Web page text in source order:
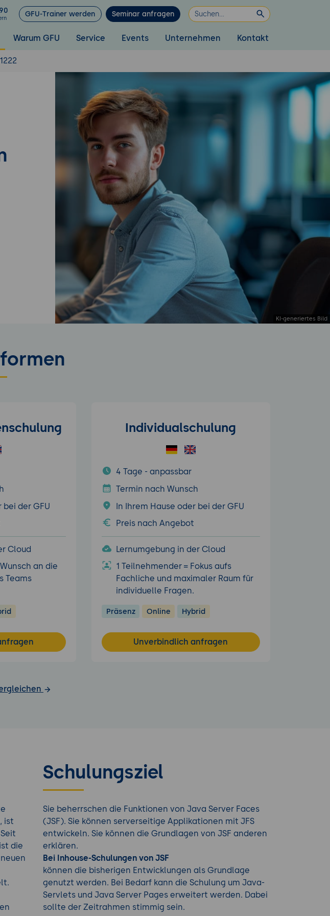
GFU-Trainer werden Seminar anfragen
Warum GFU Service Events Unternehmen Kontakt
bei der GFU
Cloud
an die
Teams
Individualschulung
4 Tage - anpassbar
Termin nach Wunsch
In Ihrem Hause oder bei der GFU
Preis nach Angebot
Lernumgebung in der Cloud
1 Teilnehmender = Fokus aufs
Fachliche und maximaler Raum für
individuelle Fragen.
Präsenz Online Hybrid
Unverbindlich anfragen
ist
die
Schulungsziel
Sie beherrschen die Funktionen von Java Server Faces
(JSF). Sie können serverseitige Applikationen mit JFS
entwickeln. Sie können die Grundlagen von JSF anderen
erklären.
Bei Inhouse-Schulungen von JSF
können die bisherigen Entwicklungen als Grundlage
genutzt werden. Bei Bedarf kann die Schulung um Java-
Servlets und Java Server Pages erweitert werden. Dabei
sollte der Zeitrahmen stimmig sein.